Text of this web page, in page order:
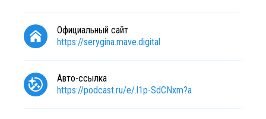
Официальный сайт
https://serygina.mave.digital
Авто-ссылка
https://podcast.ru/e/.l1p-SdCNxm?a